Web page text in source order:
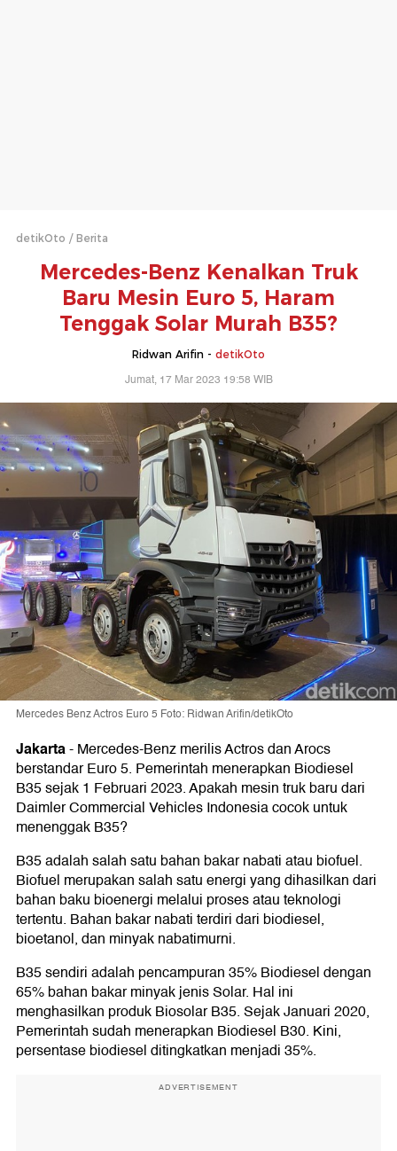
detikOto Berita
Mercedes-Benz Kenalkan Truk
Baru Mesin Euro 5, Haram
Tenggak Solar Murah B35?
Ridwan Arifin - detikOto
Jumat, 17 Mar 2023 19:58 WIB
Mercedes Benz Actros Euro 5 Foto: Ridwan Arifin/detikOto
Jakarta-Mercedes-Benz merilis Actros dan Arocs
berstandar Euro 5. Pemerintah menerapkan Biodiesel
B35 sejak 1 Februari 2023. Apakah mesin truk baru dari
Daimler Commercial Vehicles Indonesia cocok untuk
menenggak B35?
B35 adalah salah satu bahan bakar nabati atau biofuel.
Biofuel merupakan salah satu energi yang dihasilkan dari
bahan baku bioenergi melalui proses atau teknologi
tertentu. Bahan bakar nabati terdiri dari biodiesel,
bioetanol, dan minyak nabatimurni.
B35 sendiri adalah pencampuran 35% Biodiesel dengan
65% bahan bakar minyak jenis Solar. Hal ini
menghasilkan produk Biosolar B35. Sejak Januari 2020,
Pemerintah sudah menerapkan Biodiesel B30. Kini,
persentase biodiesel ditingkatkan menjadi 35%.
ADVERTISEMENT